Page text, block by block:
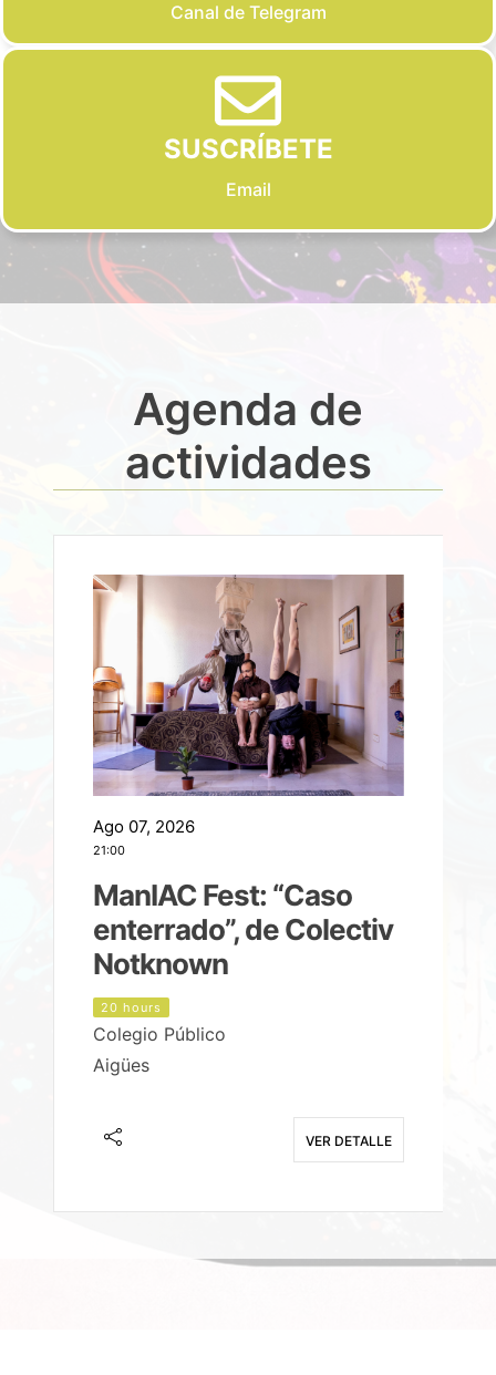
Canal de Telegram
SUSCRÍBETE
Email
Agenda de
actividades
Ago 07, 2026
21:00
ManIAC Fest: “Caso
enterrado”, de Colectiv
Notknown
20 hours
Colegio Público
Aigües
VER DETALLE